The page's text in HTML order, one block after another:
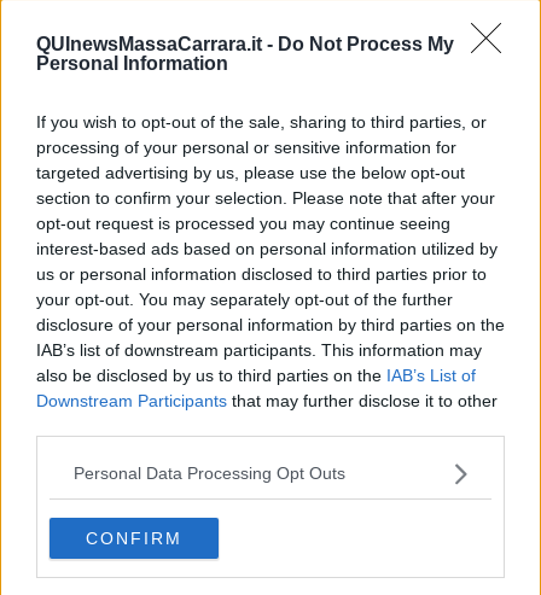
QUInewsMassaCarrara.it - Do Not Process My
Personal Information
If you wish to opt-out of the sale, sharing to third parties, or
processing of your personal or sensitive information for
targeted advertising by us, please use the below opt-out
section to confirm your selection. Please note that after your
opt-out request is processed you may continue seeing
interest-based ads based on personal information utilized by
us or personal information disclosed to third parties prior to
your opt-out. You may separately opt-out of the further
disclosure of your personal information by third parties on the
IAB’s list of downstream participants. This information may
also be disclosed by us to third parties on the IAB’s List of
Downstream Participants that may further disclose it to other
Personal Data Processing Opt Outs
CONFIRM
​La Clownterapia
​Differenze tra persone frustrate e non
​Buone Vacan(si)e!
​Il lato positivo delle cose
​Storie antiche di tempi moderni
​Quello che alle mamme non dicono
Adultescenza
Homo imbecillis
​4 anni di Blog
Quando il silenzio è aggressivo
​Il passato, questo conosciuto!
​Clima ballerino e sbalzi d’umore
La maternità
​L’uomo o l’orso?
​Tutta una questione di rispetto
​Cose che ci esauriscono
​Vespa che passione!
​Lasciate ai vostri figli il diritto di piangere
​Parole d’amore regalate al vento
​Essere genitori di un adolescente